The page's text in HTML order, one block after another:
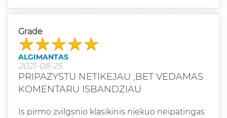
Grade
ALGIMANTAS
2021-08-25
PRIPAZYSTU NETIKEJAU ,BET VEDAMAS
KOMENTARU ISBANDZIAU
Is pirmo zvilgsnio klasikinis niekuo neipatingas